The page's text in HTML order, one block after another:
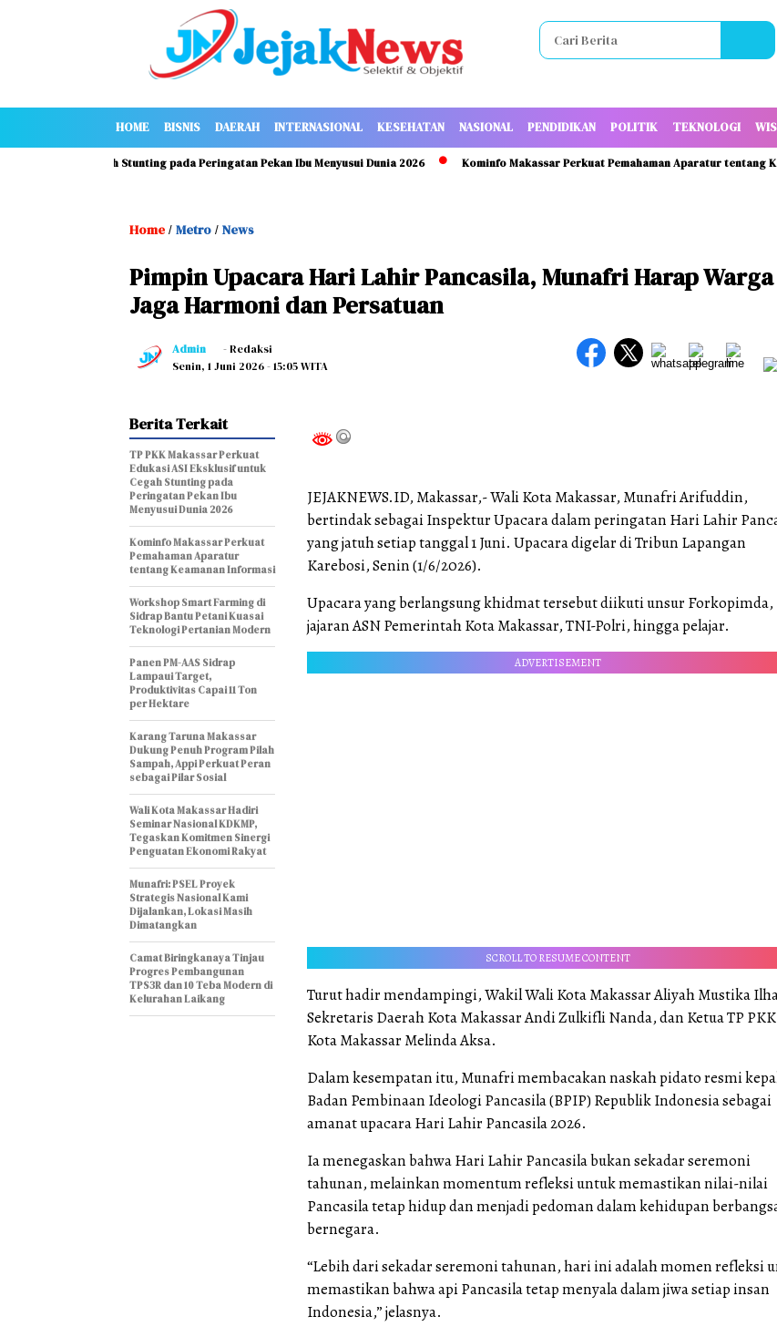
HOME BISNIS DAERAH INTERNASIONAL KESEHATAN NASIONAL PENDIDIKAN POLITIK TEKNOLOGI
untuk Cegah Stunting pada Peringatan Pekan Ibu Menyusui Dunia 2026 Kominfo Makassar Perkuat Pemahaman Aparatur tentang
Home / Metro / News
Pimpin Upacara Hari Lahir Pancasila, Munafri Harap Warga
Jaga Harmoni dan Persatuan
Admin
- Redaksi
Senin, 1 Juni 2026- 15:05 WITA
JEJAKNEWS.ID, Makassar,- Wali Kota Makassar, Munafri Arifuddin,
bertindak sebagai Inspektur Upacara dalam peringatan Hari Lahir
yang jatuh setiap tanggal 1 Juni. Upacara digelar di Tribun Lapangan
Karebosi, Senin (1/6/2026).
Upacara yang berlangsung khidmat tersebut diikuti unsur Forkopimda,
jajaran ASN Pemerintah Kota Makassar, TNI-Polri, hingga pelajar.
ADVERTISEMENT
SCROLL TO RESUME CONTENT
Turut hadir mendampingi, Wakil Wali Kota Makassar Aliyah Mustika
Sekretaris Daerah Kota Makassar Andi Zulkifli Nanda, dan Ketua TP PKK
Kota Makassar Melinda Aksa.
Dalam kesempatan itu, Munafri membacakan naskah pidato resmi
Badan Pembinaan Ideologi Pancasila (BPIP) Republik Indonesia sebagai
amanat upacara Hari Lahir Pancasila 2026.
Ia menegaskan bahwa Hari Lahir Pancasila bukan sekadar seremoni
tahunan, melainkan momentum refleksi untuk memastikan nilai-nilai
Pancasila tetap hidup dan menjadi pedoman dalam kehidupan
bernegara.
“Lebih dari sekadar seremoni tahunan, hari ini adalah momen refleksi
memastikan bahwa api Pancasila tetap menyala dalam jiwa setiap insan
Indonesia,” jelasnya.
Berita Terkait
TP PKK Makassar Perkuat
Edukasi ASI Eksklusif untuk
Cegah Stunting pada
Peringatan Pekan Ibu
Menyusui Dunia 2026
Kominfo Makassar Perkuat
Pemahaman Aparatur
tentang Keamanan Informasi
Workshop Smart Farming di
Sidrap Bantu Petani Kuasai
Teknologi Pertanian Modern
Panen PM-AAS Sidrap
Lampaui Target,
Produktivitas Capai 11 Ton
per Hektare
Karang Taruna Makassar
Dukung Penuh Program Pilah
Sampah, Appi Perkuat Peran
sebagai Pilar Sosial
Wali Kota Makassar Hadiri
Seminar Nasional KDKMP,
Tegaskan Komitmen Sinergi
Penguatan Ekonomi Rakyat
Munafri: PSEL Proyek
Strategis Nasional Kami
Dijalankan, Lokasi Masih
Dimatangkan
Camat Biringkanaya Tinjau
Progres Pembangunan
TPS3R dan 10 Teba Modern di
Kelurahan Laikang